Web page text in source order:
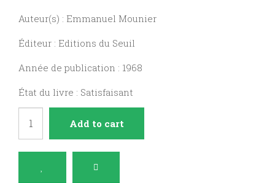
Auteur(s) : Emmanuel Mounier
Éditeur : Editions du Seuil
Année de publication : 1968
État du livre : Satisfaisant
la
Add to cart